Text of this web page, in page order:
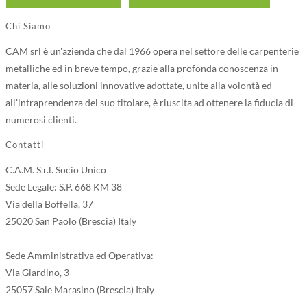
Chi Siamo
CAM srl è un'azienda che dal 1966 opera nel settore delle carpenterie
metalliche ed in breve tempo, grazie alla profonda conoscenza in
materia, alle soluzioni innovative adottate, unite alla volontà ed
all'intraprendenza del suo titolare, è riuscita ad ottenere la fiducia di
numerosi clienti.
Contatti
C.A.M. S.r.l. Socio Unico
Sede Legale: S.P. 668 KM 38
Via della Boffella, 37
25020 San Paolo (Brescia) Italy
Sede Amministrativa ed Operativa:
Via Giardino, 3
25057 Sale Marasino (Brescia) Italy